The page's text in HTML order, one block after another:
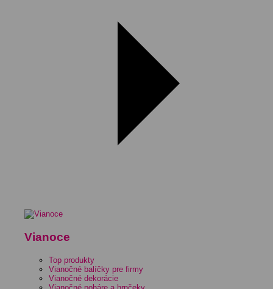
Vianoce
Top produkty
Vianočné balíčky pre firmy
Vianočné dekorácie